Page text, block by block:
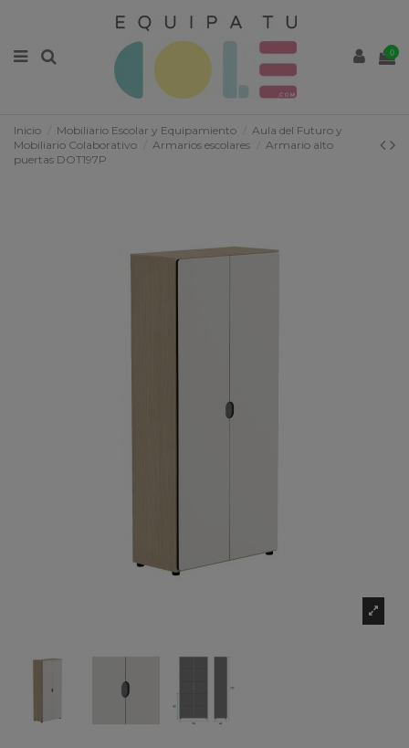
0
Inicio Mobiliario Escolar y Equipamiento
Aula del Futuro y
Mobiliario Colaborativo
Armarios escolares
Armario alto
puertas DOT197P